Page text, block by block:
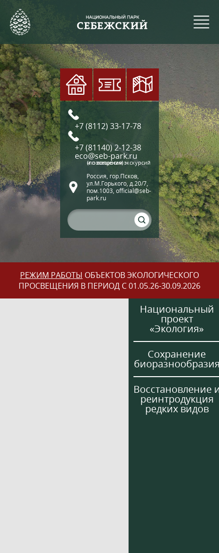
+7 (8112) 33-17-78
+7 (81140) 2-12-38
eco@seb-park.ru
(по вопросам экскурсий и посещения)
Россия, гор.Псков,
ул.М.Горького, д.20/7,
пом.1003, official@seb-
park.ru
РЕЖИМ РАБОТЫ ОБЪЕКТОВ ЭКОЛОГИЧЕСКОГО
ПРОСВЕЩЕНИЯ В ПЕРИОД С 01.05.26-30.09.2026
Национальный
проект
«Экология»
Сохранение
Восстановление
реинтродукция
редких видов